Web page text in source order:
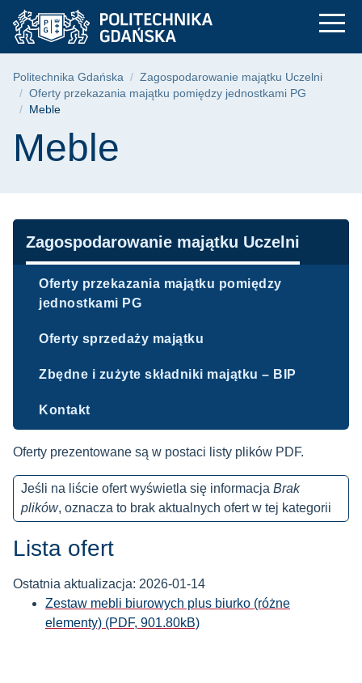
Przejdź
do
menu
Przejdź
do
wyszukiwarki
Przejdź
do
treści
Meble | Politechnika
Ścieżka nawigacyjna
Politechnika Gdańska
Zagospodarowanie majątku Uczelni
Oferty przekazania majątku pomiędzy jednostkami PG
Meble
Treść strony
Meble
Nawigacja
Zagospodarowanie majątku Uczelni
Oferty przekazania majątku pomiędzy
jednostkami PG
Oferty sprzedaży majątku
Zbędne i zużyte składniki majątku – BIP
Kontakt
Oferty prezentowane są w postaci listy plików PDF.
Jeśli na liście ofert wyświetla się informacja Brak
plików, oznacza to brak aktualnych ofert w tej kategorii
Lista ofert
Ostatnia aktualizacja: 2026-01-14
Zestaw mebli biurowych plus biurko (różne
elementy) (PDF, 901.80kB)